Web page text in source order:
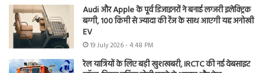
Audi और Apple के पूर्व डिजाइनरों ने बनाई लग्जरी इलेक्ट्रिक
बग्गी, 100 किमी से ज्यादा की रेंज के साथ आएगी यह अनोखी
EV
19 July 2026 - 4:48 PM
रेल यात्रियों के लिए बड़ी खुशखबरी, IRCTC की नई वेबसाइट